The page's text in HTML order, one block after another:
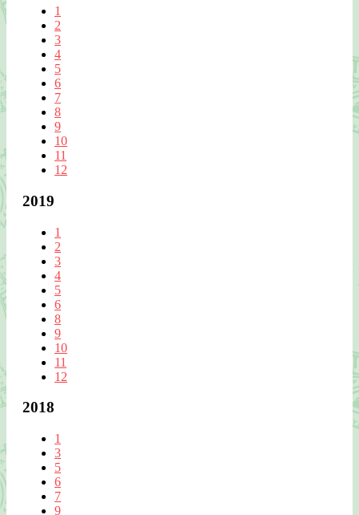
1
2
3
4
5
6
7
8
9
10
11
12
2019
1
2
3
4
5
6
8
9
10
11
12
2018
1
3
5
6
7
9